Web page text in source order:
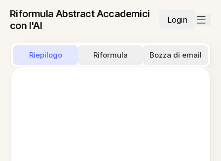
Riformula Abstract Accademici
con l'AI
Login
Riepilogo Riformula Bozza di email